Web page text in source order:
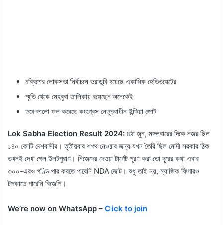
চব্বিশের লোকসভা নির্বাচনে ভরাডুবি হয়েছে একাধিক হেভিওয়েটের
স্মৃতি থেকে মেহবুবা তালিকায় রয়েছেন অনেকেই
তবে ভালো ফল করেছে কংগ্রেস নেতৃত্বাধীন ইন্ডিয়া জোট
Lok Sabha Election Result 2024: ৪ঠা জুন, মঙ্গলবারের দিকে নজর ছিল
১৪০ কোটি দেশবাসীর। তৃতীয়বার শপথ নেওয়ার জন্য যখন তৈরি ছিল মোদী সরকার ঠিক
তখনই দেখা গেল উলটপুরাণ। নিজেদের দেওয়া টার্গেট পূরণ করা তো দূরের কথা এবার
৩০০-এরও গণ্ডি পার করতে পারেনি NDA জোট। শুধু তাই নয়, ম্যাজিক ফিগারও
টপকাতে পারেনি বিজেপি।
We’re now on WhatsApp – Click to join